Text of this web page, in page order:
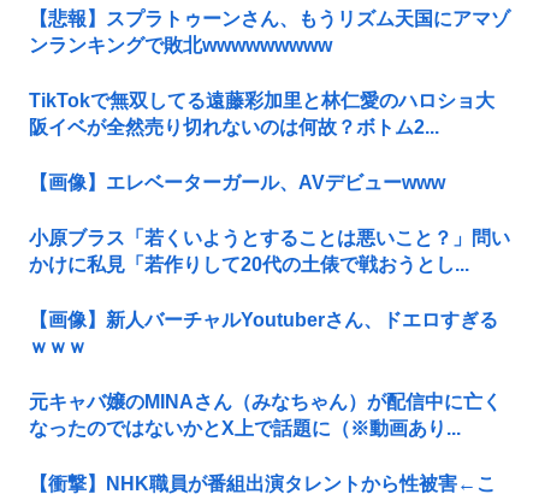
【悲報】スプラトゥーンさん、もうリズム天国にアマゾ
ンランキングで敗北wwwwwwwww
TikTokで無双してる遠藤彩加里と林仁愛のハロショ大
阪イベが全然売り切れないのは何故？ボトム2...
【画像】エレベーターガール、AVデビューwww
小原ブラス「若くいようとすることは悪いこと？」問い
かけに私見「若作りして20代の土俵で戦おうとし...
【画像】新人バーチャルYoutuberさん、ドエロすぎる
ｗｗｗ
元キャバ嬢のMINAさん（みなちゃん）が配信中に亡く
なったのではないかとX上で話題に（※動画あり...
【衝撃】NHK職員が番組出演タレントから性被害←こ